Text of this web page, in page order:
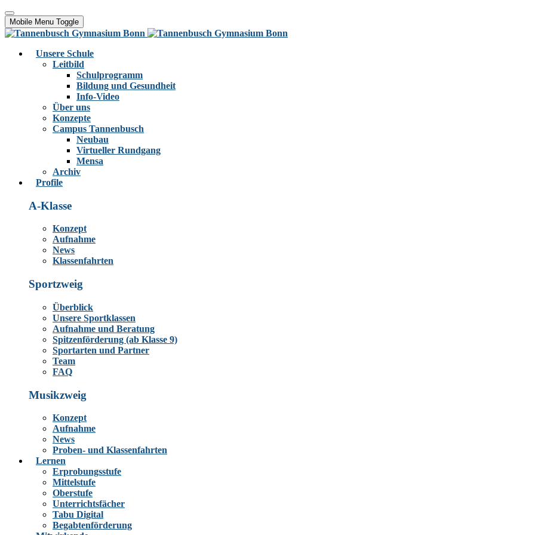
Mobile Menu Toggle
Unsere Schule
Leitbild
Schulprogramm
Bildung und Gesundheit
Info-Video
Über uns
Konzepte
Campus Tannenbusch
Neubau
Virtueller Rundgang
Mensa
Archiv
Profile
A-Klasse
Konzept
Aufnahme
News
Klassenfahrten
Sportzweig
Überblick
Unsere Sportklassen
Aufnahme und Beratung
Spitzenförderung (ab Klasse 9)
Sportarten und Partner
Team
FAQ
Musikzweig
Konzept
Aufnahme
News
Proben- und Klassenfahrten
Lernen
Erprobungsstufe
Mittelstufe
Oberstufe
Unterrichtsfächer
Tabu Digital
Begabtenförderung